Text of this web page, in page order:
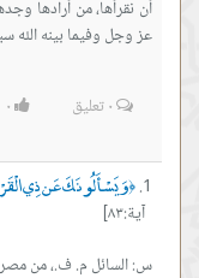
أن نقرأها، من أرادها
عز وجل وفيما بينه الله
٠تعليق ٠
﴿وَيَسْأَلُونَكَ عَن ذِي
آية:٨٣]